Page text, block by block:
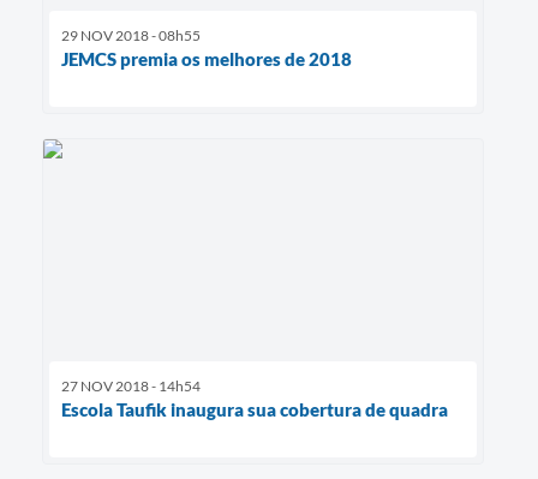
29 NOV 2018 - 08h55
JEMCS premia os melhores de 2018
27 NOV 2018 - 14h54
Escola Taufik inaugura sua cobertura de quadra